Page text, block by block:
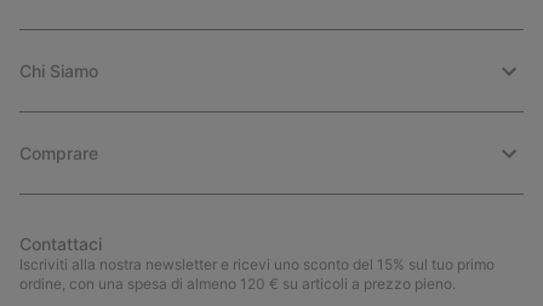
Chi Siamo
Comprare
Contattaci
Iscriviti alla nostra newsletter e ricevi uno sconto del 15% sul tuo primo
ordine, con una spesa di almeno 120 € su articoli a prezzo pieno.